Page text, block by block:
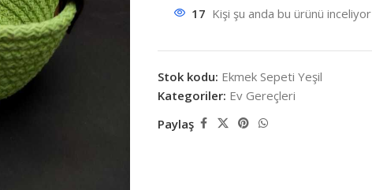
17 Kişi şu anda bu ürünü inceliyor
Stok kodu: Ekmek Sepeti Yeşil
Kategoriler: Ev Gereçleri
Paylaş